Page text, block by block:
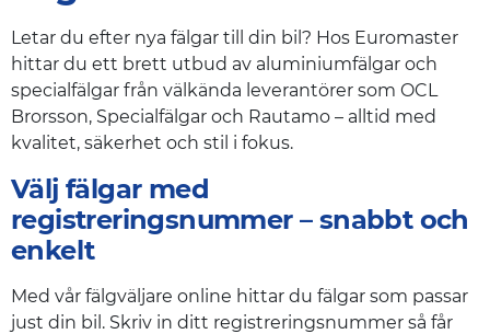
Letar du efter nya fälgar till din bil? Hos Euromaster
hittar du ett brett utbud av aluminiumfälgar och
specialfälgar från välkända leverantörer som OCL
Brorsson, Specialfälgar och Rautamo – alltid med
kvalitet, säkerhet och stil i fokus.
Välj fälgar med
registreringsnummer – snabbt och
enkelt
Med vår fälgväljare online hittar du fälgar som passar
just din bil. Skriv in ditt registreringsnummer så får